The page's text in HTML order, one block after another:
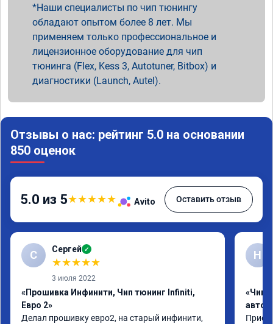
Наши специалисты по чип тюнингу
обладают опытом более 8 лет. Мы
применяем только профессиональное и
лицензионное оборудование для чип
тюнинга (Flex, Kess 3, Autotuner, Bitbox) и
диагностики (Launch, Autel).
Отзывы о нас: рейтинг 5.0 на основании
850 оценок
5.0 из 5★★★★★ Avito Оставить отзыв
С Сергей ✓
★★★★★
3 июля 2022
«Прошивка Инфинити, Чип тюнинг Infiniti,
Евро 2»
Делал прошивку евро2, на старый инфинити,
Н
«Чип